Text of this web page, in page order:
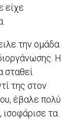
είχε
την ομάδα
Η
σταθεί
της στον
έβαλε πολύ
τα